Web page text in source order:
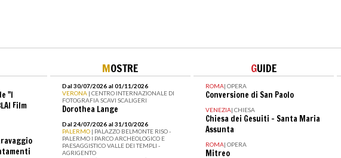
"I
Film
MOSTRE
Dal 30/07/2026 al 01/11/2026
VERONA | CENTRO INTERNAZIONALE DI
FOTOGRAFIA SCAVI SCALIGERI
Dorothea Lange
Dal 24/07/2026 al 31/10/2026
PALERMO | PALAZZO BELMONTE RISO -
PALERMO I PARCO ARCHEOLOGICO E
PAESAGGISTICO VALLE DEI TEMPLI -
AGRIGENTO
GUIDE
ROMA| OPERA
Conversione di San Paolo
VENEZIA| CHIESA
Chiesa dei Gesuiti - Santa Maria
Assunta
ROMA| OPERA
Mitreo